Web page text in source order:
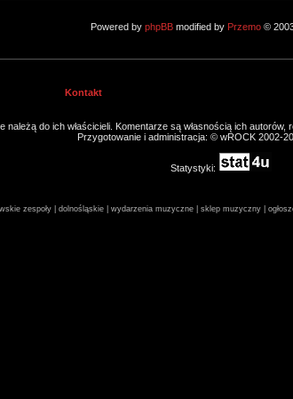
Powered by phpBBmodified by Przemo©
Kontakt
należą do ich właścicieli. Komentarze są własnością ich
Przygotowanie i administracja: © wROCK 2002-
Statystyki:
zespoły | dolnośląskie | wydarzenia muzyczne | sklep muzyczny |